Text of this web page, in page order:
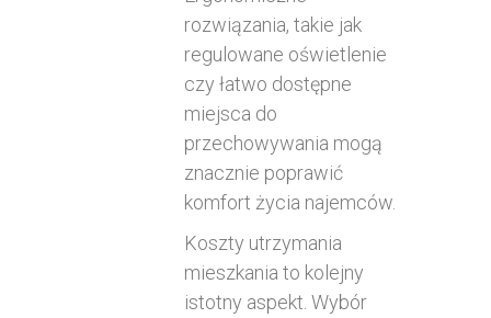
rozwiązania, takie jak
regulowane oświetlenie
czy łatwo dostępne
miejsca do
przechowywania mogą
znacznie poprawić
komfort życia najemców.
Koszty utrzymania
mieszkania to kolejny
istotny aspekt. Wybór